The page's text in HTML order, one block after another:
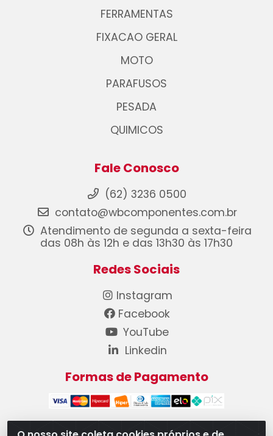
FERRAMENTAS
FIXACAO GERAL
MOTO
PARAFUSOS
PESADA
QUIMICOS
Fale Conosco
(62) 3236 0500
contato@wbcomponentes.com.br
Atendimento de segunda a sexta-feira
das 08h às 12h e das 13h30 às 17h30
Redes Sociais
Instagram
Facebook
YouTube
Linkedin
Formas de Pagamento